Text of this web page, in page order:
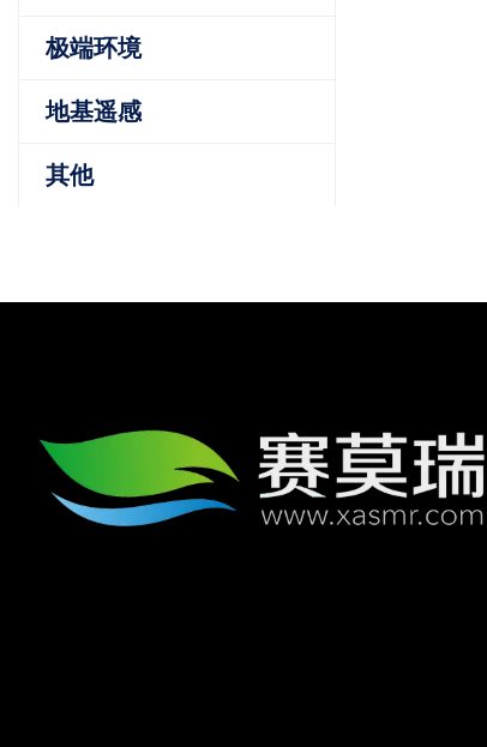
极端环境
地基遥感
其他